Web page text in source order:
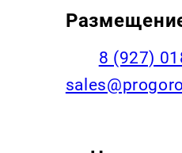
8 (927)